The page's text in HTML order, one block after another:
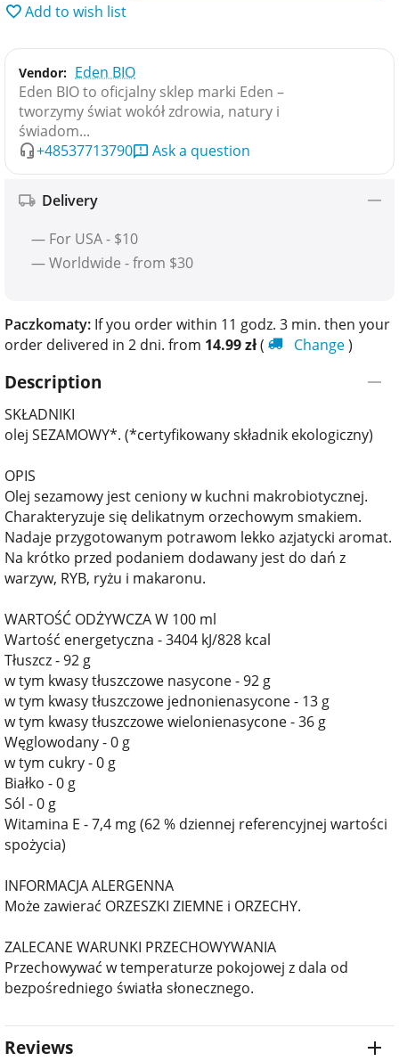
Add to wish list
Vendor: Eden BIO
Eden BIO to oficjalny sklep marki Eden –
tworzymy świat wokół zdrowia, natury i
świadom...
+48537713790
Ask a question
Delivery
— For USA - $10
— Worldwide - from $30
Paczkomaty: If you order within 11 godz. 3 min. then your
order delivered in 2 dni. from 14.99zł( Change)
Description
SKŁADNIKI
olej SEZAMOWY*. (*certyfikowany składnik ekologiczny)
OPIS
Olej sezamowy jest ceniony w kuchni makrobiotycznej.
Charakteryzuje się delikatnym orzechowym smakiem.
Nadaje przygotowanym potrawom lekko azjatycki aromat.
Na krótko przed podaniem dodawany jest do dań z
warzyw, RYB, ryżu i makaronu.
WARTOŚĆ ODŻYWCZA W 100 ml
Wartość energetyczna - 3404 kJ/828 kcal
Tłuszcz - 92 g
w tym kwasy tłuszczowe nasycone - 92 g
w tym kwasy tłuszczowe jednonienasycone - 13 g
w tym kwasy tłuszczowe wielonienasycone - 36 g
Węglowodany - 0 g
w tym cukry - 0 g
Białko - 0 g
Sól - 0 g
Witamina E - 7,4 mg (62 % dziennej referencyjnej wartości
spożycia)
INFORMACJA ALERGENNA
Może zawierać ORZESZKI ZIEMNE i ORZECHY.
ZALECANE WARUNKI PRZECHOWYWANIA
Przechowywać w temperaturze pokojowej z dala od
bezpośredniego światła słonecznego.
Reviews